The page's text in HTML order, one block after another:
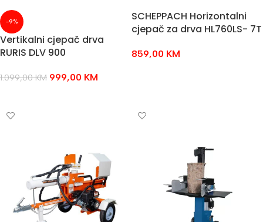
-9%
Vertikalni cjepač drva
RURIS DLV 900
1.099,00KM 999,00 KM
SCHEPPACH Horizontalni
cjepač za drva HL760LS- 7T
859,00 KM